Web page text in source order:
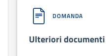
DOMANDA
Ulteriori